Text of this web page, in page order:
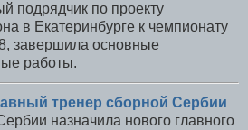
подрядчик по проекту
в Екатеринбурге к чемпионату
завершила основные
работы.
тренер сборной Сербии
назначила нового главного